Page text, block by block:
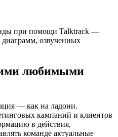
при помощи Talktrack ―
озвученных
любимыми
— как на ладони.
кампаний и клиентов
в действия,
команде актуальные